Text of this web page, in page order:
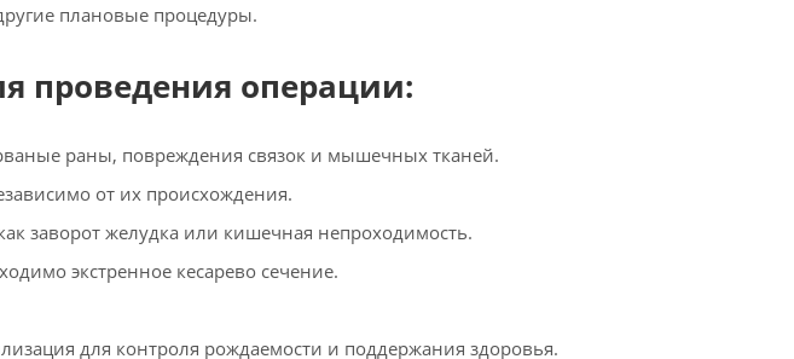
плановые процедуры.
проведения операции:
раны, повреждения связок и мышечных тканей.
от их происхождения.
заворот желудка или кишечная непроходимость.
экстренное кесарево сечение.
для контроля рождаемости и поддержания здоровья.